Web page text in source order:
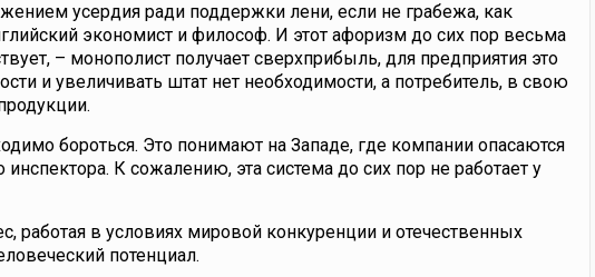
усердия ради поддержки лени, если не грабежа, как
экономист и философ. И этот афоризм до сих пор весьма
– монополист получает сверхприбыль, для предприятия это
и увеличивать штат нет необходимости, а потребитель, в свою
бороться. Это понимают на Западе, где компании опасаются
К сожалению, эта система до сих пор не работает у
работая в условиях мировой конкуренции и отечественных
потенциал.